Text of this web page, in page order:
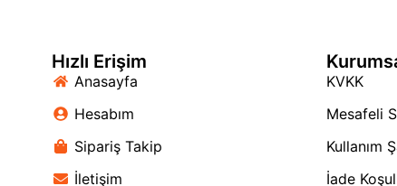
Hızlı Erişim
Anasayfa
Hesabım
Sipariş Takip
İletişim
KVKK
Mesafeli
Kullanım
İade